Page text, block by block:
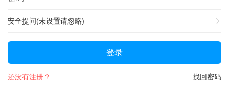
安全提问(未设置请忽略)
登录
找回密码
还没有注册？